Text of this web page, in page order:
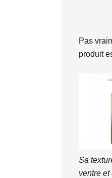
Pas
produit
Sa
ventre et